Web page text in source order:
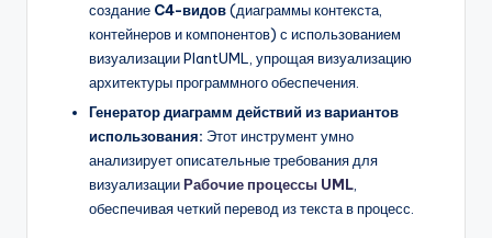
создание C4-видов(диаграммы контекста,
контейнеров и компонентов) с использованием
визуализации PlantUML, упрощая визуализацию
архитектуры программного обеспечения.
Генератор диаграмм действий из вариантов
использования: Этот инструмент умно
анализирует описательные требования для
визуализацииРабочие процессы UML,
обеспечивая четкий перевод из текста в процесс.